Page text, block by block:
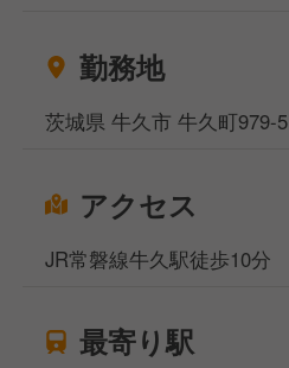
勤務地
茨城県 牛久市 牛久町979-5
アクセス
JR常磐線牛久駅徒歩10分
最寄り駅